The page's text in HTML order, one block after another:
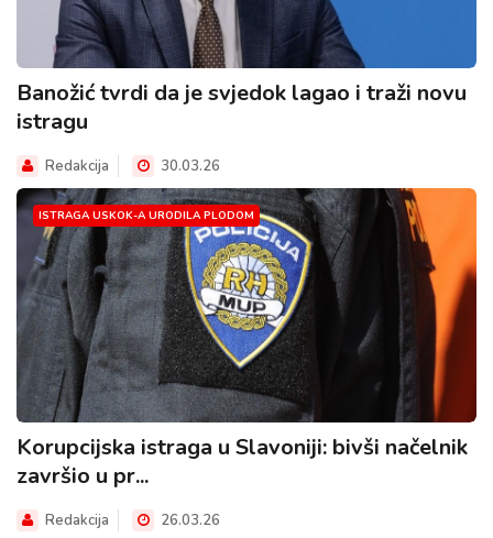
Banožić tvrdi da je svjedok lagao i traži novu
istragu
Redakcija 30.03.26
ISTRAGA USKOK-A URODILA PLODOM
Korupcijska istraga u Slavoniji: bivši načelnik
završio u pr...
Redakcija 26.03.26